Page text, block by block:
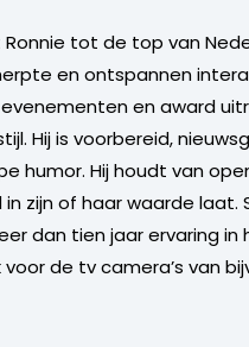
tot de top van
en ontspannen
en award
Hij is voorbereid,
humor. Hij houdt van
zijn of haar waarde laat.
dan tien jaar ervaring in
de tv camera’s van